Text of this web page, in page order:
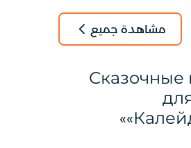
مشاهدة جميع